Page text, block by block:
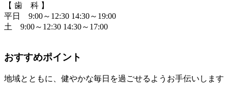
【 歯 科 】
平日 9:00～12:30 14:30～19:00
土 9:00～12:30 14:30～17:00
おすすめポイント
地域とともに、健やかな毎日を過ごせるようお手伝いします